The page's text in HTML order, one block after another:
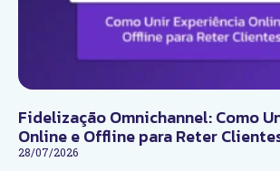
Fidelização Omnichannel: Como
Online e Offline para Reter
28/07/2026